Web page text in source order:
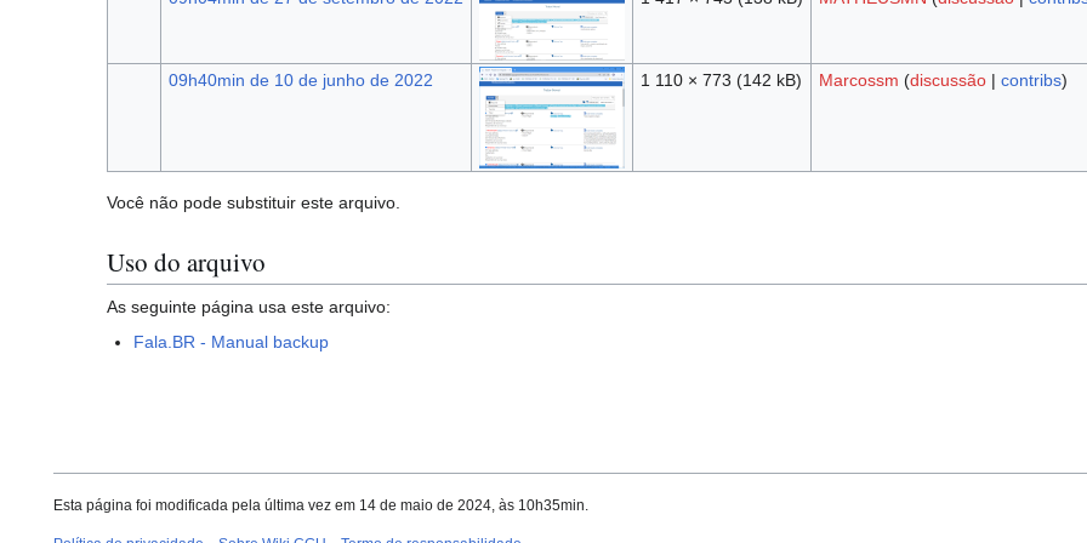
09h40min de 10 de junho de 2022 1 110 × 773 (142 kB) Marcossm (discussão| contribs)
Você não pode substituir este arquivo.
Uso do arquivo
As seguinte página usa este arquivo:
Fala.BR - Manual backup
Esta página foi modificada pela última vez em 14 de maio de 2024, às 10h35min.